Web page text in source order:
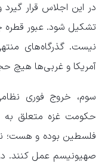
در این اجلاس قرار
تشکیل شود. عبور
نیست. گذرگاه‌های
آمریکا و غربی‌ها هیچ
سوم، خروج فوری
حکومت غزه متعلق به
فلسطین بوده و هست؛
صهیونیسم عمل کنند. در